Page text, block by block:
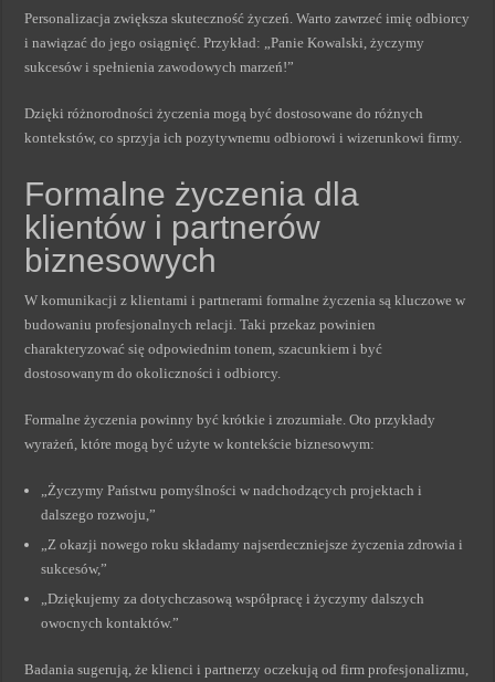
Personalizacja zwiększa skuteczność życzeń. Warto zawrzeć imię odbiorcy
i nawiązać do jego osiągnięć. Przykład: „Panie Kowalski, życzymy
sukcesów i spełnienia zawodowych marzeń!”
Dzięki różnorodności życzenia mogą być dostosowane do różnych
kontekstów, co sprzyja ich pozytywnemu odbiorowi i wizerunkowi firmy.
Formalne życzenia dla
klientów i partnerów
biznesowych
W komunikacji z klientami i partnerami formalne życzenia są kluczowe w
budowaniu profesjonalnych relacji. Taki przekaz powinien
charakteryzować się odpowiednim tonem, szacunkiem i być
dostosowanym do okoliczności i odbiorcy.
Formalne życzenia powinny być krótkie i zrozumiałe. Oto przykłady
wyrażeń, które mogą być użyte w kontekście biznesowym:
„Życzymy Państwu pomyślności w nadchodzących projektach i
dalszego rozwoju,”
„Z okazji nowego roku składamy najserdeczniejsze życzenia zdrowia i
sukcesów,”
„Dziękujemy za dotychczasową współpracę i życzymy dalszych
owocnych kontaktów.”
Badania sugerują, że klienci i partnerzy oczekują od firm profesjonalizmu,